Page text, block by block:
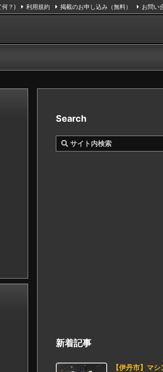
何？) 利用規約 掲載のお申し込み（無料） お問い
Search
新着記事
【伊丹市】マ